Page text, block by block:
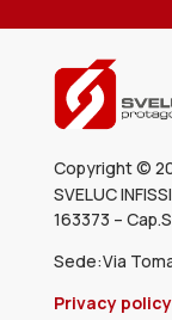
Copyright ©
SVELUC
163373 –
Sede:Via
Privacy policy